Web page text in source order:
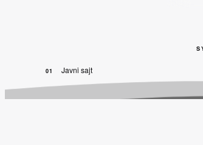
01 Javni sajt